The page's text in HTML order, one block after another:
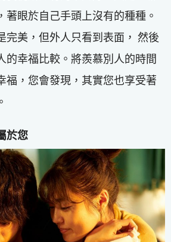
著眼於自己手頭上沒有的種種。
完美，但外人只看到表面， 然後
的幸福比較。將羨慕別人的時間
福，您會發現，其實您也享受著
於您